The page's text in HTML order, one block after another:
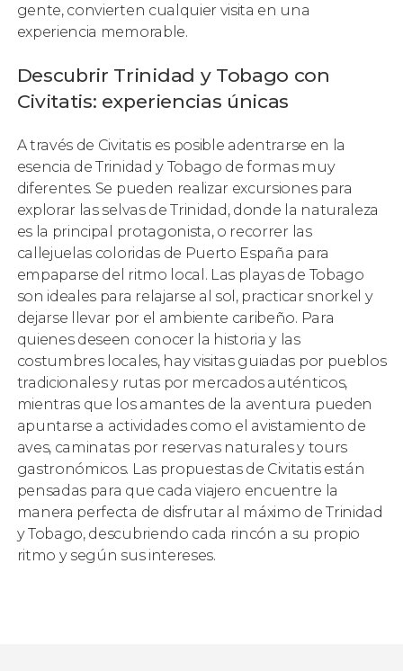
gente, convierten cualquier visita en una
experiencia memorable.
Descubrir Trinidad y Tobago con
Civitatis: experiencias únicas
A través de Civitatis es posible adentrarse en la
esencia de Trinidad y Tobago de formas muy
diferentes. Se pueden realizar excursiones para
explorar las selvas de Trinidad, donde la naturaleza
es la principal protagonista, o recorrer las
callejuelas coloridas de Puerto España para
empaparse del ritmo local. Las playas de Tobago
son ideales para relajarse al sol, practicar snorkel y
dejarse llevar por el ambiente caribeño. Para
quienes deseen conocer la historia y las
costumbres locales, hay visitas guiadas por pueblos
tradicionales y rutas por mercados auténticos,
mientras que los amantes de la aventura pueden
apuntarse a actividades como el avistamiento de
aves, caminatas por reservas naturales y tours
gastronómicos. Las propuestas de Civitatis están
pensadas para que cada viajero encuentre la
manera perfecta de disfrutar al máximo de Trinidad
y Tobago, descubriendo cada rincón a su propio
ritmo y según sus intereses.